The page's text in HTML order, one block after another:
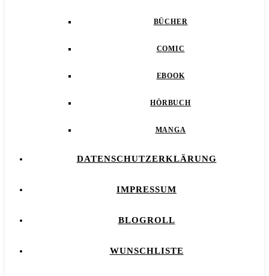
BÜCHER
COMIC
EBOOK
HÖRBUCH
MANGA
DATENSCHUTZERKLÄRUNG
IMPRESSUM
BLOGROLL
WUNSCHLISTE